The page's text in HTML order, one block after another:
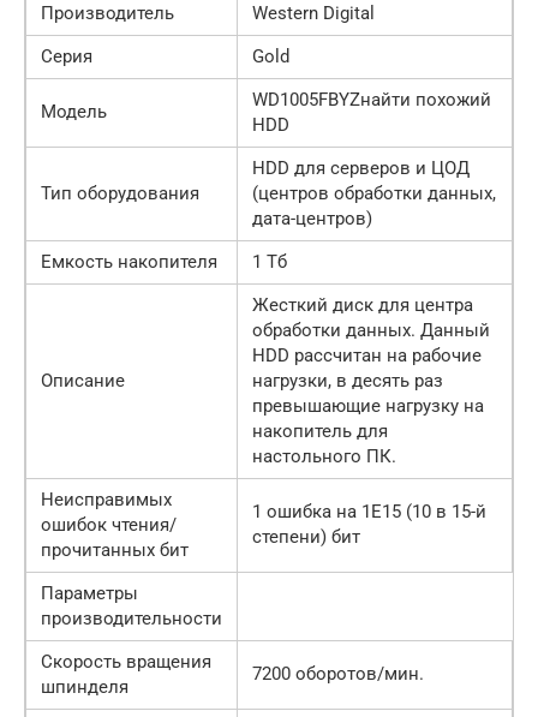
Производитель
Western Digital
Серия
Gold
Модель
WD1005FBYZнайти похожий
HDD
Тип оборудования
HDD для серверов и ЦОД
(центров обработки данных,
дата-центров)
Емкость накопителя
1 Тб
Описание
Жесткий диск для центра
обработки данных. Данный
HDD рассчитан на рабочие
нагрузки, в десять раз
превышающие нагрузку на
накопитель для
настольного ПК.
Неисправимых
ошибок чтения/
прочитанных бит
1 ошибка на 1E15 (10 в 15-й
степени) бит
Параметры
производительности
Скорость вращения
шпинделя
7200 оборотов/мин.